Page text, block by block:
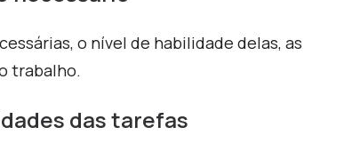
o nível de habilidade delas, as
trabalho.
das tarefas